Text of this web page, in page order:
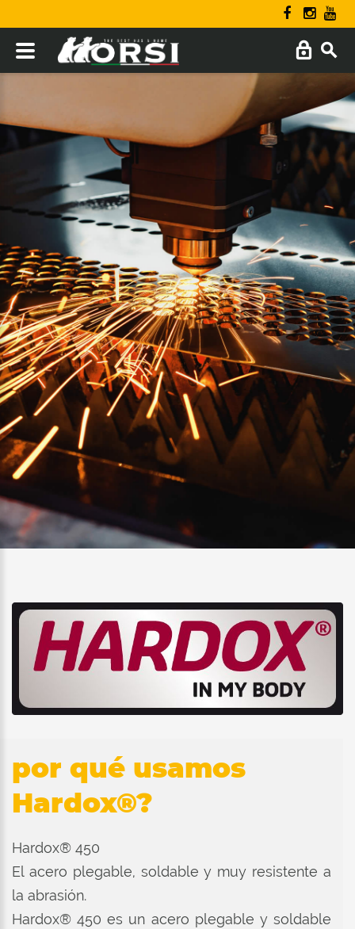
por qué usamos
Hardox®?
Hardox® 450
El acero plegable, soldable y muy resistente a
la abrasión.
Hardox® 450 es un acero plegable y soldable